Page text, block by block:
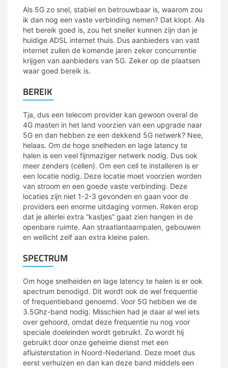
Als 5G zo snel, stabiel en betrouwbaar is, waarom zou
ik dan nog een vaste verbinding nemen? Dat klopt. Als
het bereik goed is, zou het sneller kunnen zijn dan je
huidige ADSL internet thuis. Dus aanbieders van vast
internet zullen de komende jaren zeker concurrentie
krijgen van aanbieders van 5G. Zeker op de plaatsen
waar goed bereik is.
BEREIK
Tja, dus een telecom provider kan gewoon overal de
4G masten in het land voorzien van een upgrade naar
5G en dan hebben ze een dekkend 5G netwerk? Nee,
helaas. Om de hoge snelheden en lage latency te
halen is een veel fijnmaziger netwerk nodig. Dus ook
meer zenders (cellen). Om een cell te installeren is er
een locatie nodig. Deze locatie moet voorzien worden
van stroom en een goede vaste verbinding. Deze
locaties zijn niet 1-2-3 gevonden en gaan voor de
providers een enorme uitdaging vormen. Reken erop
dat je allerlei extra “kastjes” gaat zien hangen in de
openbare ruimte. Aan straatlantaarnpalen, gebouwen
en wellicht zelf aan extra kleine palen.
SPECTRUM
Om hoge snelheiden en lage latency te halen is er ook
spectrum benodigd. Dit wordt ook de wel frequentie
of frequentieband genoemd. Voor 5G hebben we de
3.5Ghz-band nodig. Misschien had je daar al wel iets
over gehoord, omdat deze frequentie nu nog voor
speciale doeleinden wordt gebruikt. Zo wordt hij
gebruikt door onze geheime dienst met een
afluisterstation in Noord-Nederland. Deze moet dus
eerst verhuizen en dan kan deze band middels een